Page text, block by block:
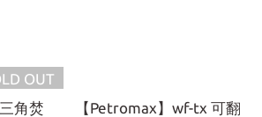
OUT
【Petromax】wf-tx 可翻